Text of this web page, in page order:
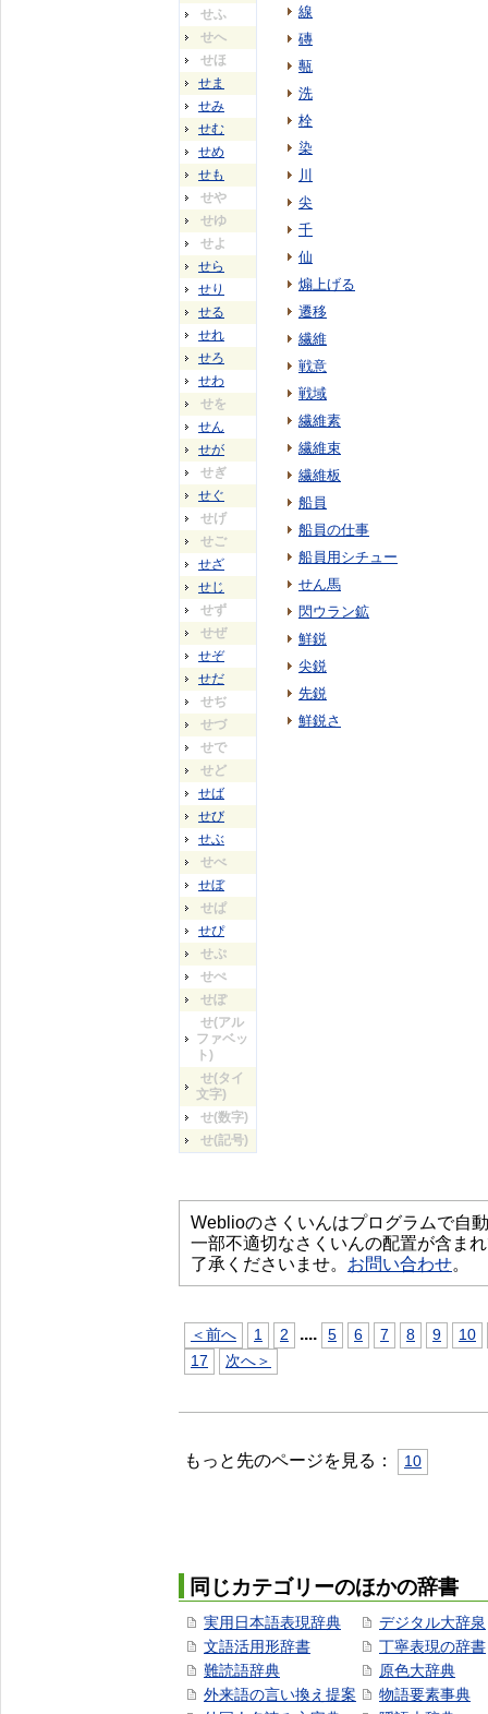
せふ
せへ
せほ
せま
せみ
せむ
せめ
せも
せや
せゆ
せよ
せら
せり
せる
せれ
せろ
せわ
せを
せん
せが
せぎ
せぐ
せげ
せご
せざ
せじ
せず
せぜ
せぞ
せだ
せぢ
せづ
せで
せど
せば
せび
せぶ
せべ
せぼ
せぱ
せぴ
せぷ
せぺ
せぽ
せ(アル
ファベッ
ト)
せ(タイ
文字)
せ(数字)
せ(記号)
線
磚
甎
洗
栓
染
川
尖
千
仙
煽上げる
遷移
繊維
戦意
戦域
繊維素
繊維束
繊維板
船員
船員の仕事
船員用シチュー
せん馬
閃ウラン鉱
鮮鋭
尖鋭
先鋭
鮮鋭さ
Weblioのさくいんはプログラムで自
一部不適切なさくいんの配置が含ま
了承くださいませ。 お問い合わせ。
＜前へ 1 2 .... 5 6 7 8 9
10
17
次へ＞
もっと先のページを見る： 10
同じカテゴリーのほかの辞書
実用日本語表現辞典
文語活用形辞書
難読語辞典
外来語の言い換え提案
デジタル大辞泉
丁寧表現の辞書
原色大辞典
物語要素事典